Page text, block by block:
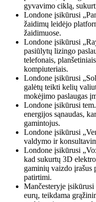
gyvavimo ciklą,
Londone įsikūrusi
žaidimų leidėjo
žaidimuose.
Londone įsikūrusi
pasiūlytų lizingo
telefonais,
kompiuteriais.
Londone įsikūrusi
galėtų teikti kelių
mokėjimo paslaugas
Londone įsikūrusi
energijos sąnaudas,
gamintojus.
Londone įsikūrusi
valdymo ir
Londone įsikūrusi
kad sukurtų 3D
gaminių vaizdo įrašus
patirtimi.
Mančesteryje
eurų, teikdama